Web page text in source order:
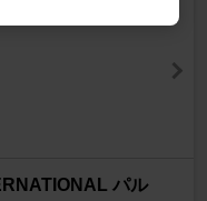
パル